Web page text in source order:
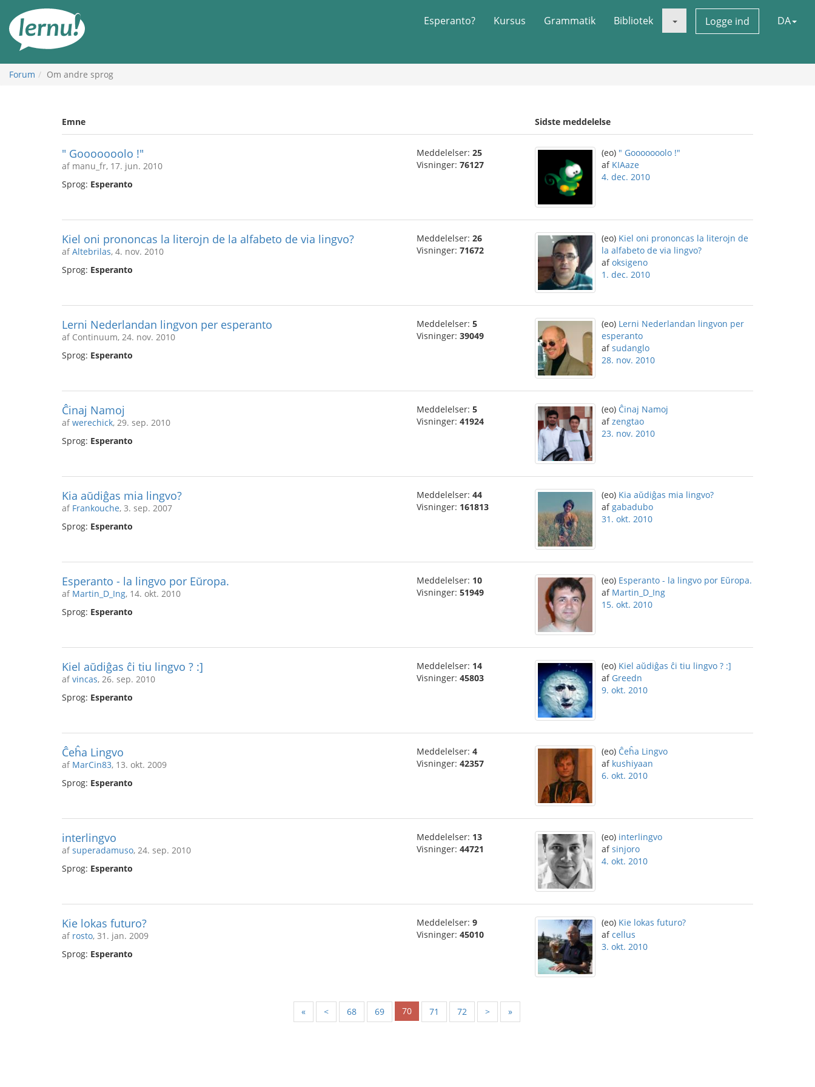
indholdet
Esperanto? Kursus Grammatik Bibliotek Logge ind DA
Forum Om andre sprog
Emne Sidste meddelelse
" Gooooooolo !"
af manu_fr, 17. jun. 2010
Sprog: Esperanto
Meddelelser: 25
Visninger: 76127
(eo) " Gooooooolo !"
af KIAaze
4. dec. 2010
Kiel oni prononcas la literojn de la alfabeto de via lingvo?
afAltebrilas, 4. nov. 2010
Sprog: Esperanto
Meddelelser: 26
Visninger: 71672
(eo) Kiel oni prononcas la literojn de
la alfabeto de via lingvo?
afoksigeno
1. dec. 2010
Lerni Nederlandan lingvon per esperanto
af Continuum, 24. nov. 2010
Sprog: Esperanto
Meddelelser: 5
Visninger: 39049
(eo) Lerni Nederlandan lingvon per
esperanto
afsudanglo
28. nov. 2010
Ĉinaj Namoj
afwerechick, 29. sep. 2010
Sprog: Esperanto
Meddelelser: 5
Visninger: 41924
(eo) Ĉinaj Namoj
afzengtao
23. nov. 2010
Kia aŭdiĝas mia lingvo?
af Frankouche, 3. sep. 2007
Sprog: Esperanto
Meddelelser: 44
Visninger: 161813
(eo) Kia aŭdiĝas mia lingvo?
afgabadubo
31. okt. 2010
Esperanto - la lingvo por Eŭropa.
af Martin_D_Ing, 14. okt. 2010
Sprog: Esperanto
Meddelelser: 10
Visninger: 51949
(eo) Esperanto - la lingvo por Eŭropa.
af Martin_D_Ing
15. okt. 2010
Kiel aŭdiĝas ĉi tiu lingvo ? :]
afvincas, 26. sep. 2010
Sprog: Esperanto
Meddelelser: 14
Visninger: 45803
(eo) Kiel aŭdiĝas ĉi tiu lingvo ? :]
af Greedn
9. okt. 2010
Ĉeĥa Lingvo
af MarCin83, 13. okt. 2009
Sprog: Esperanto
Meddelelser: 4
Visninger: 42357
(eo) Ĉeĥa Lingvo
af kushiyaan
6. okt. 2010
interlingvo
afsuperadamuso, 24. sep. 2010
Sprog: Esperanto
Meddelelser: 13
Visninger: 44721
(eo) interlingvo
afsinjoro
4. okt. 2010
Kie lokas futuro?
af rosto, 31. jan. 2009
Sprog: Esperanto
Meddelelser: 9
Visninger: 45010
(eo) Kie lokas futuro?
afcellus
3. okt. 2010
« < 68 69 70 71 72 > »